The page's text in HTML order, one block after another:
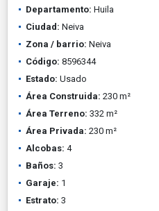
Departamento: Huila
Ciudad: Neiva
Zona / barrio: Neiva
Código: 8596344
Estado: Usado
Área Construida: 230 m²
Área Terreno: 332 m²
Área Privada: 230 m²
Alcobas: 4
Baños: 3
Garaje: 1
Estrato: 3